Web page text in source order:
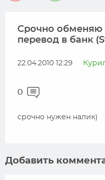
Cрочно обменяю
перевод в банк
22.04.2010 12:29
0
срочно нужен налик)
Добавить